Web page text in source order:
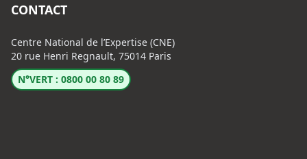
CONTACT
Centre National de l’Expertise (CNE)
20 rue Henri Regnault, 75014 Paris
N°VERT : 0800 00 80 89